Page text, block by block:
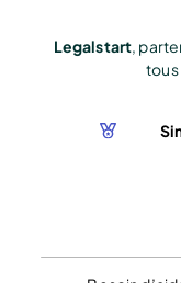
Legalstart,